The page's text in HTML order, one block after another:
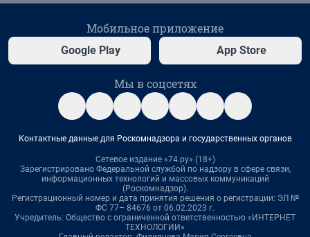
Мобильное приложение
Google Play App Store
Мы в соцсетях
Контактные данные для Роскомнадзора и государственных органов
Сетевое издание «74.ру» (18+)
Зарегистрировано Федеральной службой по надзору в сфере связи,
информационных технологий и массовых коммуникаций
(Роскомнадзор).
Регистрационный номер и дата принятия решения о регистрации: ЭЛ №
ФС 77– 84676 от 06.02.2023 г.
Учредитель: Общество с ограниченной ответственностью «ИНТЕРНЕТ
ТЕХНОЛОГИИ»